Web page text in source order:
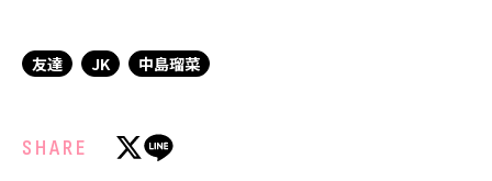
友達 JK 中島瑠菜
SHARE